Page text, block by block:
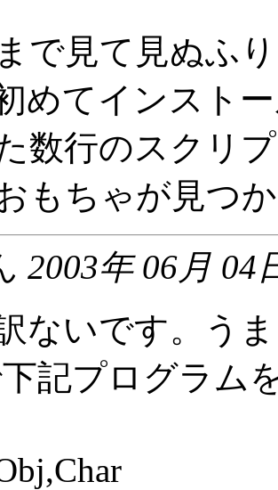
で見て見ぬふ
めてインスト
数行のスクリ
もちゃが見つ
2003年 06月 04
ないです。う
記プログラム